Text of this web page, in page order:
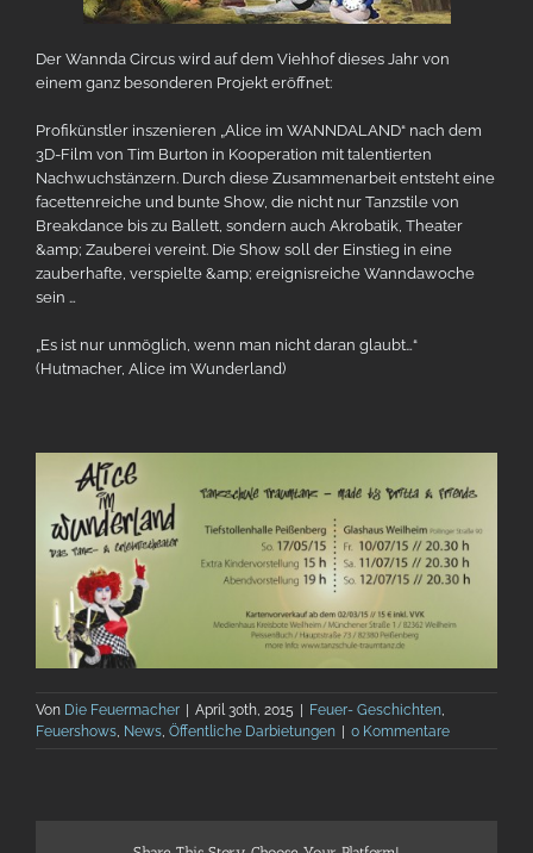
Der Wannda Circus wird auf dem Viehhof dieses Jahr von
einem ganz besonderen Projekt eröffnet:
Profikünstler inszenieren „Alice im WANNDALAND“ nach dem
3D-Film von Tim Burton in Kooperation mit talentierten
Nachwuchstänzern. Durch diese Zusammenarbeit entsteht eine
facettenreiche und bunte Show, die nicht nur Tanzstile von
Breakdance bis zu Ballett, sondern auch Akrobatik, Theater
&amp; Zauberei vereint. Die Show soll der Einstieg in eine
zauberhafte, verspielte &amp; ereignisreiche Wanndawoche
sein …
„Es ist nur unmöglich, wenn man nicht daran glaubt…“
(Hutmacher, Alice im Wunderland)
Von Die Feuermacher April 30th, 2015 Feuer- Geschichten,
Feuershows, News, Öffentliche Darbietungen 0 Kommentare